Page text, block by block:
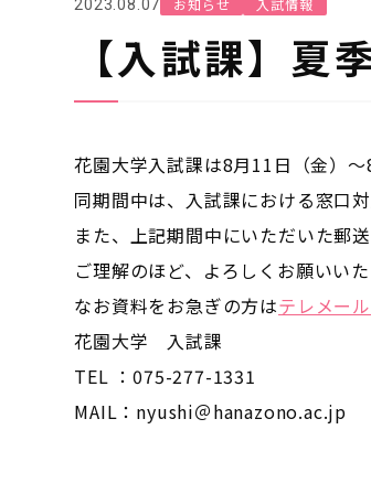
2023.08.07 お知らせ 入試情報
【入試課】夏
花園大学入試課は8月11日（金）～
同期間中は、入試課における窓口
また、上記期間中にいただいた郵
ご理解のほど、よろしくお願いいた
なお資料をお急ぎの方はテレメール
花園大学 入試課
TEL ：075-277-1331
MAIL ： nyushi＠hanazono.ac.jp